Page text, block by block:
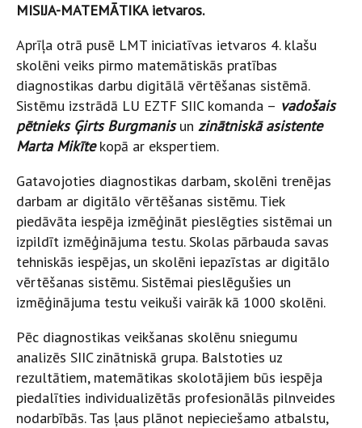
MISIJA-MATEMĀTIKA ietvaros.
Aprīļa otrā pusē LMT iniciatīvas ietvaros 4. klašu
skolēni veiks pirmo matemātiskās pratības
diagnostikas darbu digitālā vērtēšanas sistēmā.
Sistēmu izstrādā LU EZTF SIIC komanda – vadošais
pētnieks Ģirts Burgmanisun zinātniskā asistente
Marta Mikītekopā ar ekspertiem.
Gatavojoties diagnostikas darbam, skolēni trenējas
darbam ar digitālo vērtēšanas sistēmu. Tiek
piedāvāta iespēja izmēģināt pieslēgties sistēmai un
izpildīt izmēģinājuma testu. Skolas pārbauda savas
tehniskās iespējas, un skolēni iepazīstas ar digitālo
vērtēšanas sistēmu. Sistēmai pieslēgušies un
izmēģinājuma testu veikuši vairāk kā 1000 skolēni.
Pēc diagnostikas veikšanas skolēnu sniegumu
analizēs SIIC zinātniskā grupa. Balstoties uz
rezultātiem, matemātikas skolotājiem būs iespēja
piedalīties individualizētās profesionālās pilnveides
nodarbībās. Tas ļaus plānot nepieciešamo atbalstu,